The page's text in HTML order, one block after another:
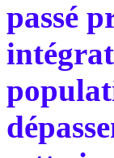
passé